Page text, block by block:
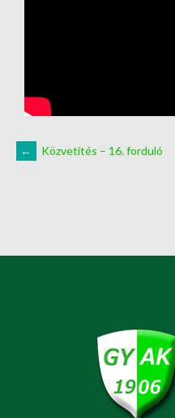
← Közvetítés – 16. forduló